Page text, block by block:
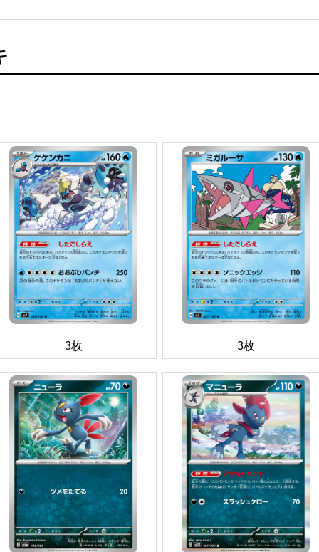
3枚 3枚